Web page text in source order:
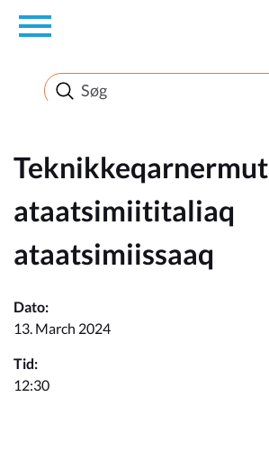
en
Borger
Erhverv
Politik
Turisme
Kommuneplanen
Teknikkeqarnermut
ataatsimiititaliaq
ataatsimiissaaq
Dato:
13. March 2024
Tid:
12:30